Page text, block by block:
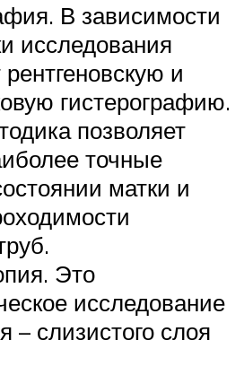
В зависимости
исследования
и
гистерографию.
позволяет
точные
матки и
Это
исследование
– слизистого слоя